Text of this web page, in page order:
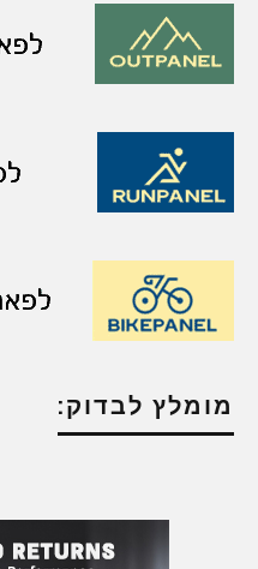
מומלץ לבדוק: